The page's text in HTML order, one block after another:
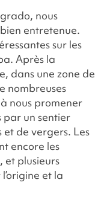
nous
entretenue.
sur les
Après la
dans une zone de
nombreuses
nous promener
par un sentier
de vergers. Les
encore les
et plusieurs
et la